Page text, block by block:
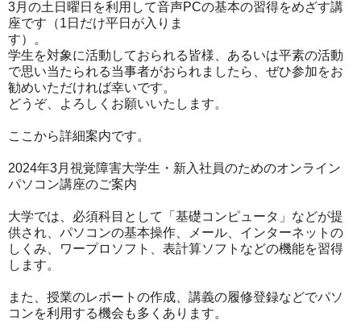
3月の土日曜日を利用して音声PCの基本の習得をめざす講
座です （1日だけ平日が入りま
す）。
学生を対象に活動しておられる皆様、あるいは平素の活動
で思い当たられる当事者がおられましたら、ぜひ参加をお
勧めいただければ幸いです。
どうぞ、よろしくお願いいたします。
ここから詳細案内です。
2024年3月視覚障害大学生・新入社員のためのオンライン
パソ コン講座のご案内
大学では、必須科目として「基礎コンピュータ」などが提
供され、 パソコンの基本操作、メール、インターネットの
しくみ、ワープロソフト、表計算ソフトなどの機能を習得
します。
また、授業のレポートの作成、講義の履修登録などでパソ
コンを利用する機会も多くあります。